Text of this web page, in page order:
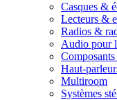
Casques &
Lecteurs &
Radios &
Audio pour
Haut-
Multiroom
Systèmes